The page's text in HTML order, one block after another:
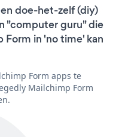
doe-het-zelf (diy)
"computer guru" die
in 'no time' kan
Form apps te
Mailchimp Form